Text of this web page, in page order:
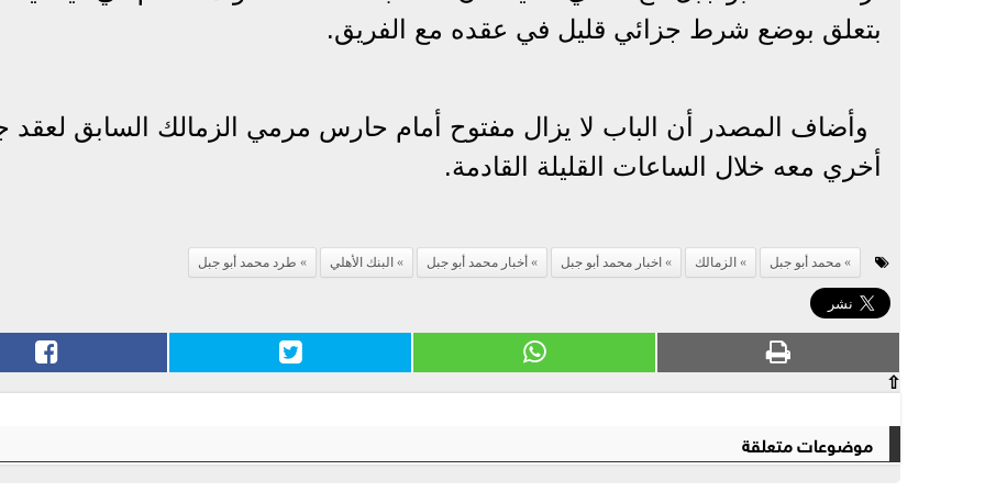
بتعلق بوضع شرط جزائي قليل في عقده مع الفريق.
وأضاف المصدر أن الباب لا يزال مفتوح أمام حارس مرمي الزمالك السابق لعقد
أخري معه خلال الساعات القليلة القادمة.
محمد أبو جبل الزمالك اخبار محمد أبو جبل أخبار محمد أبو جبل البنك الأهلي طرد محمد أبو جبل
⇧
موضوعات متعلقة